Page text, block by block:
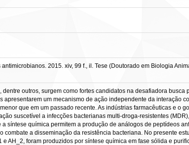
2015. xiv, 99 f., il. Tese (Doutorado em Biologia
outros, surgem como fortes candidatos na desafiadora busca
um mecanismo de ação independente da interação
que em um passado recente. As indústrias farmacêuticas e o
suscetível a infecções bacterianas multi-droga-resistentes
síntese química permitem a produção de análogos de peptídeos
a disseminação da resistência bacteriana. No presente
AH_2, foram produzidos por síntese química em fase sólida e